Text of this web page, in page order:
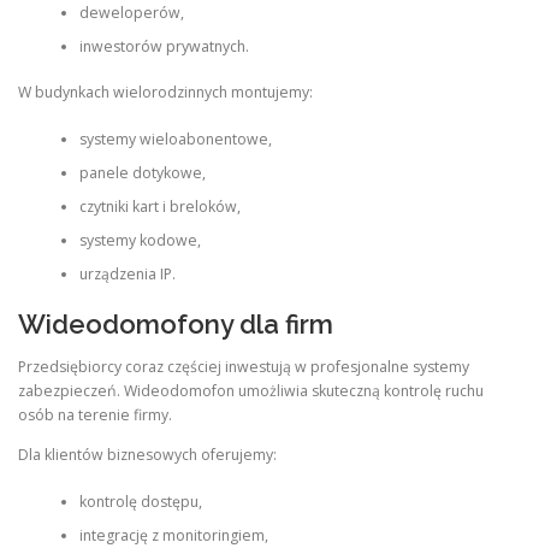
deweloperów,
inwestorów prywatnych.
W budynkach wielorodzinnych montujemy:
systemy wieloabonentowe,
panele dotykowe,
czytniki kart i breloków,
systemy kodowe,
urządzenia IP.
Wideodomofony dla firm
Przedsiębiorcy coraz częściej inwestują w profesjonalne systemy
zabezpieczeń. Wideodomofon umożliwia skuteczną kontrolę ruchu
osób na terenie firmy.
Dla klientów biznesowych oferujemy:
kontrolę dostępu,
integrację z monitoringiem,